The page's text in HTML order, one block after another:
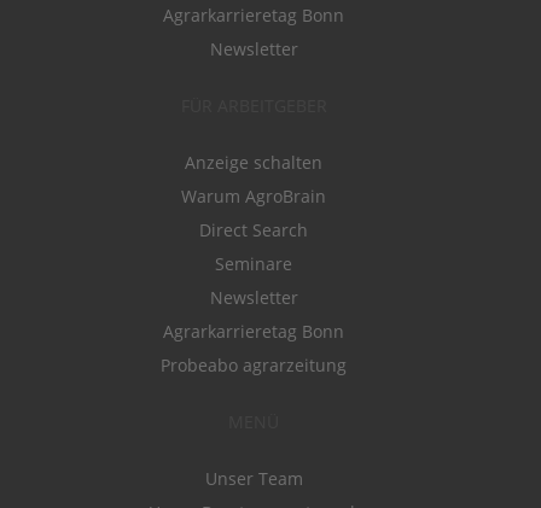
Agrarkarrieretag Bonn
Newsletter
Anzeige schalten
Warum AgroBrain
Direct Search
Seminare
Newsletter
Agrarkarrieretag Bonn
Probeabo agrarzeitung
Unser Team